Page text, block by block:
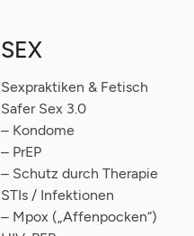
SEX
Sexpraktiken & Fetisch
Safer Sex 3.0
– Kondome
– PrEP
– Schutz durch Therapie
STIs / Infektionen
– Mpox („Affenpocken“)